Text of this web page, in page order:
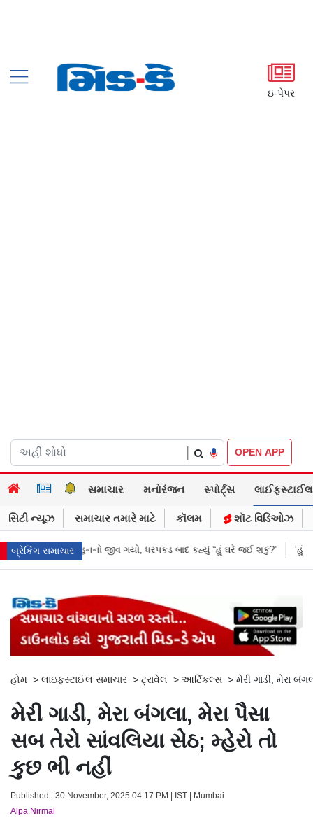
ઇ-પેપર
OPEN APP
સમાચાર મનોરંજન સ્પોર્ટ્સ લાઈફસ્ટાઈલ
સિટી ન્યૂઝ સમાચાર તમારે માટે કૉલમ શૉટ વિડિઓઝ
બ્રેકિંગ સમાચાર
ધરપકડ બાદ કહ્યું “હું ઘરે જઈ શકું?” ‘હું બાબા બાગેશ્વર નથી...’: IIT
હોમ > લાઇફસ્ટાઈલ સમાચાર > ટ્રાવેલ > આર્ટિકલ્સ > મેરી ગાડી, મેરા
મેરી ગાડી, મેરા બંગલા, મેરા પૈસા
સબ તેરો સાંવલિયા સેઠ; મ્હેરો તો
કુછ ભી નહીં
Published : 30 November, 2025 04:17 PM | IST | Mumbai
Alpa Nirmal